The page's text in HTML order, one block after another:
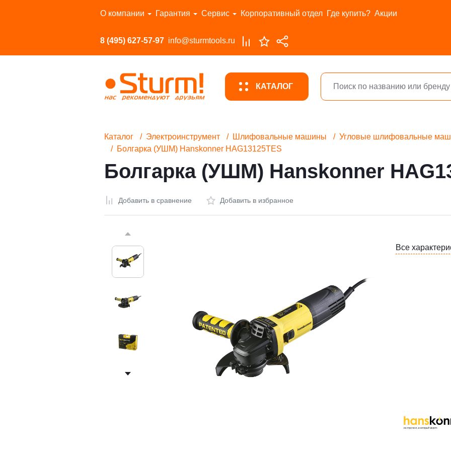
О компании Гарантия Сервис Корпоративный отдел Где купить? Акции
8 (495) 627-57-97 info@sturmtools.ru
КАТАЛОГ
Перейти в каталог
Каталог Электроинструмент Шлифовальные машины
Угловые шлифовальные
Болгарка (УШМ) Hanskonner HAG13125TES
Болгарка (УШМ) Hanskonner
Добавить в сравнение Добавить в избранное
Все